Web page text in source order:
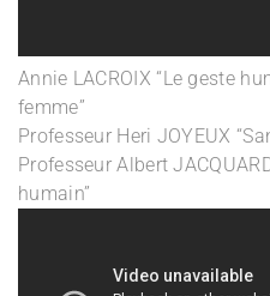
Annie LACROIX “Le geste
femme”
Professeur Heri JOYEUX
Professeur Albert
humain”